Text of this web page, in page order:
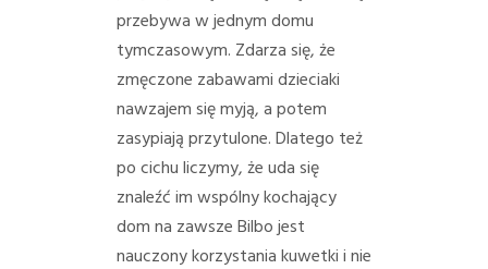
przebywa w jednym domu
tymczasowym. Zdarza się, że
zmęczone zabawami dzieciaki
nawzajem się myją, a potem
zasypiają przytulone. Dlatego też
po cichu liczymy, że uda się
znaleźć im wspólny kochający
dom na zawszeBilbo jest
nauczony korzystania kuwetki i nie